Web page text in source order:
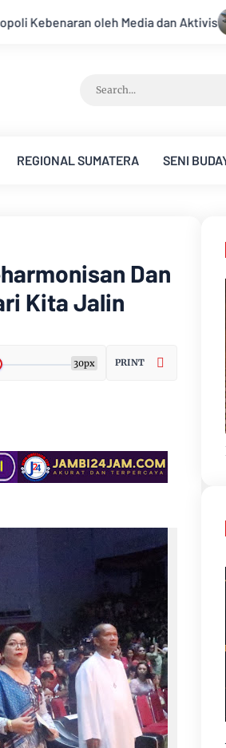
Kemarau Memuncak, Debit
REGIONAL SUMATERA SENI
Dan
Kita Jalin
30px PRINT